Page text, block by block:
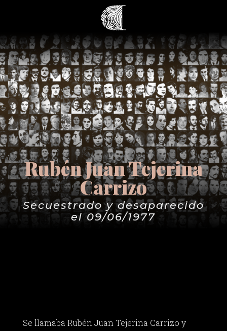
Rubén Juan Tejerina
Carrizo
Secuestrado y desaparecido
el 09/06/1977
Se llamaba Rubén Juan Tejerina Carrizo y